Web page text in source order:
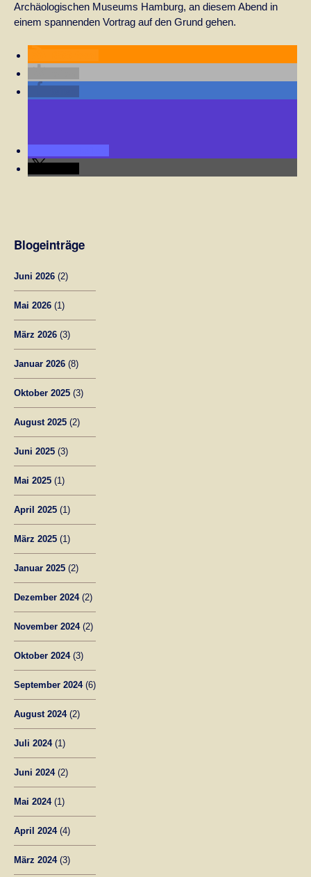
Archäologischen Museums Hamburg, an diesem Abend in
einem spannenden Vortrag auf den Grund gehen.
Blogeinträge
Juni 2026 (2)
Mai 2026 (1)
März 2026 (3)
Januar 2026 (8)
Oktober 2025 (3)
August 2025 (2)
Juni 2025 (3)
Mai 2025 (1)
April 2025 (1)
März 2025 (1)
Januar 2025 (2)
Dezember 2024(2)
November 2024(2)
Oktober 2024(3)
September 2024(6)
August 2024(2)
Juli 2024(1)
Juni 2024(2)
Mai 2024(1)
April 2024(4)
März 2024(3)